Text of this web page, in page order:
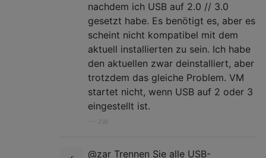
nachdem ich USB auf 2.0 // 3.0
gesetzt habe. Es benötigt es, aber es
scheint nicht kompatibel mit dem
aktuell installierten zu sein. Ich habe
den aktuellen zwar deinstalliert, aber
trotzdem das gleiche Problem. VM
startet nicht, wenn USB auf 2 oder 3
eingestellt ist.
zar
@zar Trennen Sie alle USB-